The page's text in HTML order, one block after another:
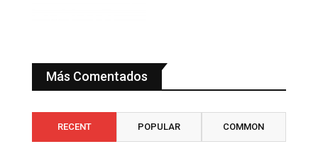
Más Comentados
RECENT POPULAR COMMON